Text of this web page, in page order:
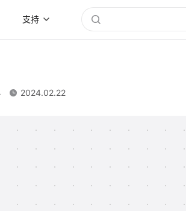
支持
2024.02.22